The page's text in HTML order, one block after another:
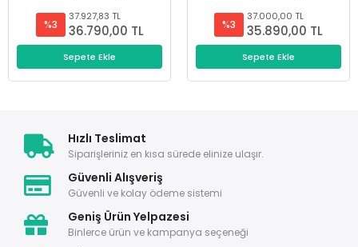
%3
37.927,83 TL
36.790,00 TL
Sepete Ekle
%3
37.000,00 TL
35.890,00 TL
Sepete Ekle
Hızlı Teslimat
Siparişleriniz en kısa sürede elinize ulaşır.
Güvenli Alışveriş
Güvenli ve kolay ödeme sistemi
Geniş Ürün Yelpazesi
Binlerce ürün ve kampanya seçeneği